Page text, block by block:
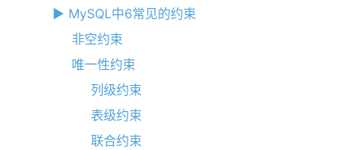
► MySQL中6常见的约束
非空约束
唯一性约束
列级约束
表级约束
联合约束